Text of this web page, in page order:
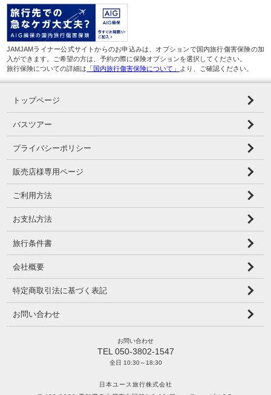
JAMJAMライナー公式サイトからのお申込みは、オプションで国内旅行傷害保険の加
入ができます。ご希望の方は、予約の際に保険オプションを選択してください。
旅行保険についての詳細は 「国内旅行傷害保険について」 より、ご確認ください。
トップページ
バスツアー
プライバシーポリシー
販売店様専用ページ
ご利用方法
お支払方法
旅行条件書
会社概要
特定商取引法に基づく表記
お問い合わせ
お問い合わせ
TEL 050-3802-1547
全日 10:30～18:30
日本ユース旅行株式会社